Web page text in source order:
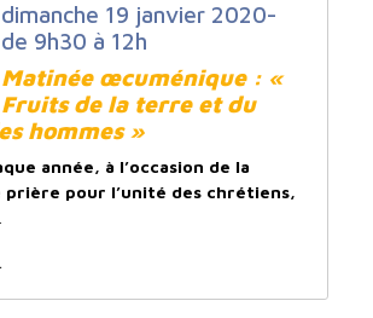
dimanche 19 janvier 2020-
de 9h30 à 12h
Matinée œcuménique : «
Fruits de la terre et du
hommes »
année, à l’occasion de la
prière pour l’unité des chrétiens,